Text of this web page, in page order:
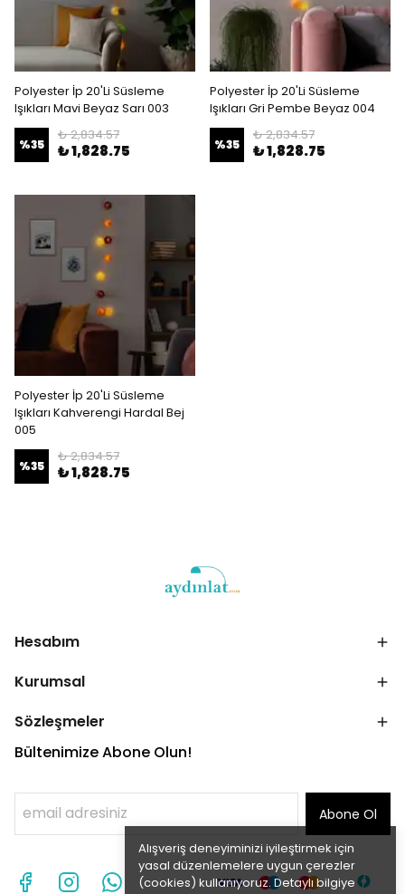
Alışveriş deneyiminizi iyileştirmek için
yasal düzenlemelere uygun çerezler
(cookies) kullanıyoruz. Detaylı bilgiye
Polyester İp 20'Li Süsleme
Işıkları Mavi Beyaz Sarı 003
%35
₺ 2,834.57
₺ 1,828.75
Polyester İp 20'Li Süsleme
Işıkları Gri Pembe Beyaz 004
%35
₺ 2,834.57
₺ 1,828.75
Polyester İp 20'Li Süsleme
Işıkları Kahverengi Hardal Bej
005
%35
₺ 2,834.57
₺ 1,828.75
Hesabım
Kurumsal
Sözleşmeler
Bültenimize Abone Olun!
Abone Ol